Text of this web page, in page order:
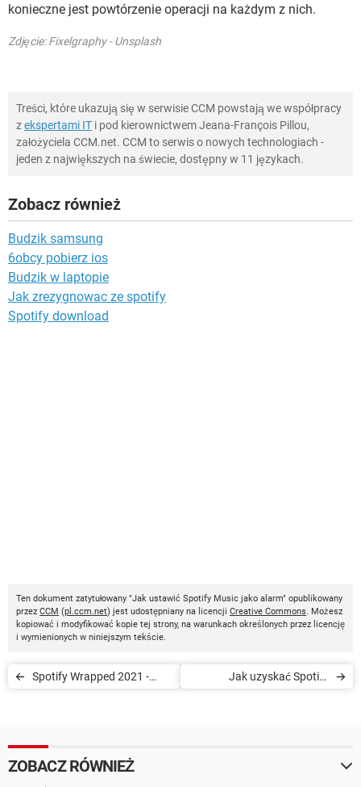
konieczne jest powtórzenie operacji na każdym z nich.
Zdjęcie: Fixelgraphy - Unsplash
Treści, które ukazują się w serwisie CCM powstają we współpracy
zekspertami IT i pod kierownictwem Jeana-François Pillou,
założyciela CCM.net. CCM to serwis o nowych technologiach -
jeden z największych na świecie, dostępny w 11 językach.
Zobacz również
Budzik samsung
6obcy pobierz ios
Budzik w laptopie
Jak zrezygnowac ze spotify
Spotify download
Ten dokument zatytułowany "Jak ustawić Spotify Music jako alarm" opublikowany
przez CCM (pl.ccm.net) jest udostępniany na licencji Creative Commons. Możesz
kopiować i modyfikować kopie tej strony, na warunkach określonych przez licencję
i wymienionych w niniejszym tekście.
Spotify Wrapped 2021 -
Jak uzyskać Spotify
ZOBACZ RÓWNIEŻ